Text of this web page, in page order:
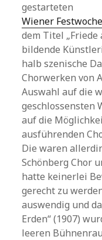
gestarteten
Wiener
dem Titel
bildende
halb szenische
Chorwerken von
Auswahl auf die
geschlossensten
auf die
ausführenden
Die waren
Schönberg Chor
hatte keinerlei
gerecht zu
auswendig und
Erden“ (1907)
leeren